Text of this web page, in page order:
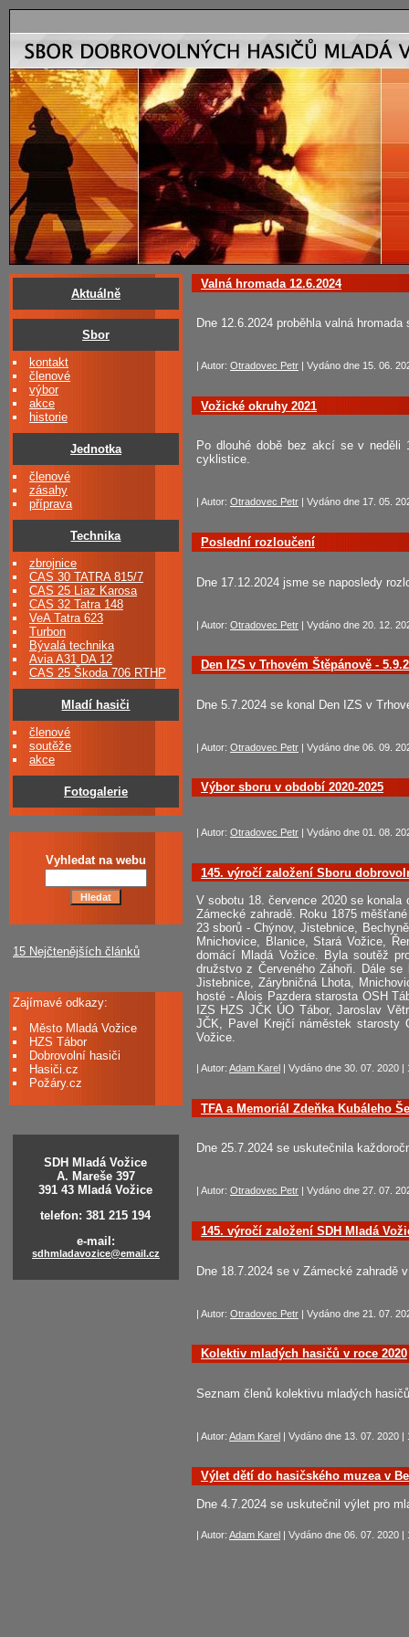
Aktuálně
Sbor
kontakt
členové
výbor
akce
historie
Jednotka
členové
zásahy
příprava
Technika
zbrojnice
CAS 30 TATRA 815/7
CAS 25 Liaz Karosa
CAS 32 Tatra 148
VeA Tatra 623
Turbon
Bývalá technika
Avia A31 DA 12
CAS 25 Škoda 706 RTHP
Mladí hasiči
členové
soutěže
akce
Fotogalerie
Vyhledat na webu
15 Nejčtenějších článků
Zajímavé odkazy:
Město Mladá Vožice
HZS Tábor
Dobrovolní hasiči
Hasiči.cz
Požáry.cz
SDH Mladá Vožice
A. Mareše 397
391 43 Mladá Vožice
telefon: 381 215 194
e-mail:
sdhmladavozice@email.cz
Valná hromada 12.6.2024
Dne 12.6.2024 proběhla valná hromada
| Autor: Otradovec Petr | Vydáno dne 15. 06.
Vožické okruhy 2021
Po dlouhé době bez akcí se v neděli
cyklistice.
| Autor: Otradovec Petr | Vydáno dne 17. 05.
Poslední rozloučení
Dne 17.12.2024 jsme se naposledy
| Autor: Otradovec Petr | Vydáno dne 20. 12.
Den IZS v Trhovém Štěpánově -
Dne 5.7.2024 se konal Den IZS v
| Autor: Otradovec Petr | Vydáno dne 06. 09.
Výbor sboru v období 2020-2025
| Autor: Otradovec Petr | Vydáno dne 01. 08.
145. výročí založení Sboru
V sobotu 18. července 2020 se
Zámecké zahradě. Roku 1875
23 sborů - Chýnov, Jistebnice,
Mnichovice, Blanice, Stará Vožice,
domácí Mladá Vožice. Byla soutěž
družstvo z Červeného Záhoři. Dále
Jistebnice, Zárybničná Lhota,
hosté - Alois Pazdera starosta OSH
IZS HZS JČK ÚO Tábor, Jaroslav
JČK, Pavel Krejčí náměstek starosty
Vožice.
| Autor: Adam Karel | Vydáno dne 30. 07. 2020
TFA a Memoriál Zdeňka Kubáleho
Dne 25.7.2024 se uskutečnila
| Autor: Otradovec Petr | Vydáno dne 27. 07.
145. výročí založení SDH Mladá
Dne 18.7.2024 se v Zámecké zahradě
| Autor: Otradovec Petr | Vydáno dne 21. 07.
Kolektiv mladých hasičů v roce 2020
Seznam členů kolektivu mladých
| Autor: Adam Karel | Vydáno dne 13. 07. 2020
Výlet dětí do hasičského muzea v
Dne 4.7.2024 se uskutečnil výlet pro
| Autor: Adam Karel | Vydáno dne 06. 07. 2020